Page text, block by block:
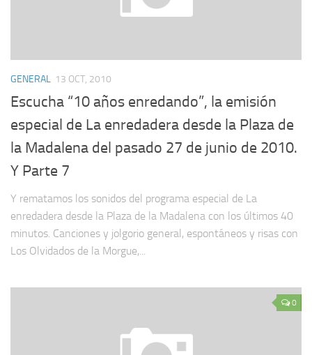
GENERAL 13 OCT, 2010
Escucha “10 años enredando”, la emisión
especial de La enredadera desde la Plaza de
la Madalena del pasado 27 de junio de 2010.
Y Parte 7
Y rematamos los sonidos del programa especial de La
enredadera desde la Plaza de la Madalena con los últimos 40
minutos. Canciones y jolgorio general, espontáneos y risas con
Los Olvidados de la Morgue,...
0